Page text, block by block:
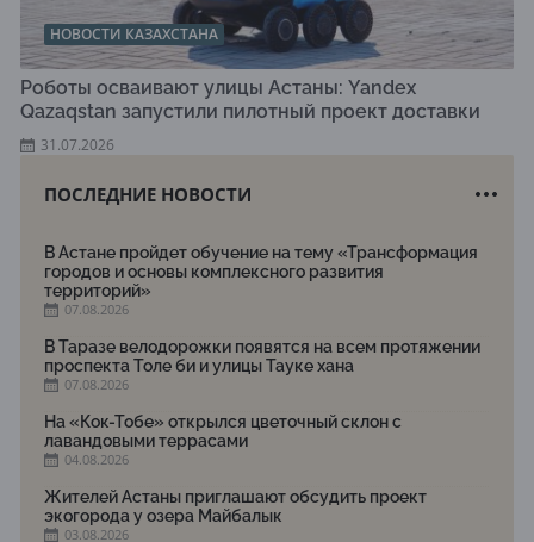
НОВОСТИ КАЗАХСТАНА
Роботы осваивают улицы Астаны: Yandex
Qazaqstan запустили пилотный проект доставки
31.07.2026
ПОСЛЕДНИЕ НОВОСТИ
В Астане пройдет обучение на тему «Трансформация
городов и основы комплексного развития
территорий»
07.08.2026
В Таразе велодорожки появятся на всем протяжении
проспекта Толе би и улицы Тауке хана
07.08.2026
На «Кок-Тобе» открылся цветочный склон с
лавандовыми террасами
04.08.2026
Жителей Астаны приглашают обсудить проект
экогорода у озера Майбалык
03.08.2026